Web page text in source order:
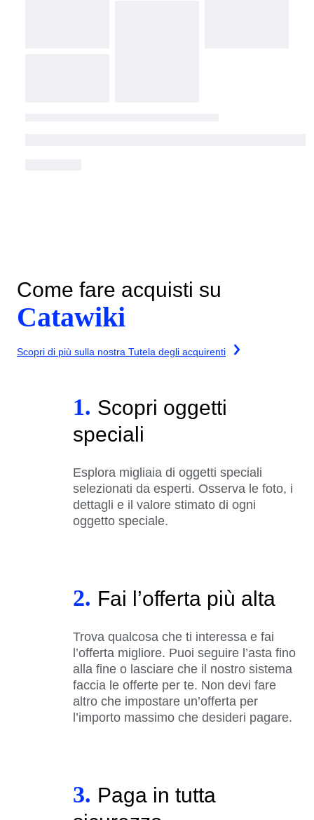
Come fare acquisti su
Catawiki
Scopri di più sulla nostra Tutela degli acquirenti
1. Scopri oggetti
speciali
Esplora migliaia di oggetti speciali
selezionati da esperti. Osserva le foto, i
dettagli e il valore stimato di ogni
oggetto speciale.
2. Fai l’offerta più alta
Trova qualcosa che ti interessa e fai
l’offerta migliore. Puoi seguire l’asta fino
alla fine o lasciare che il nostro sistema
faccia le offerte per te. Non devi fare
altro che impostare un’offerta per
l’importo massimo che desideri pagare.
3. Paga in tutta